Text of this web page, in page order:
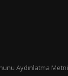
Aydınlatma Metni